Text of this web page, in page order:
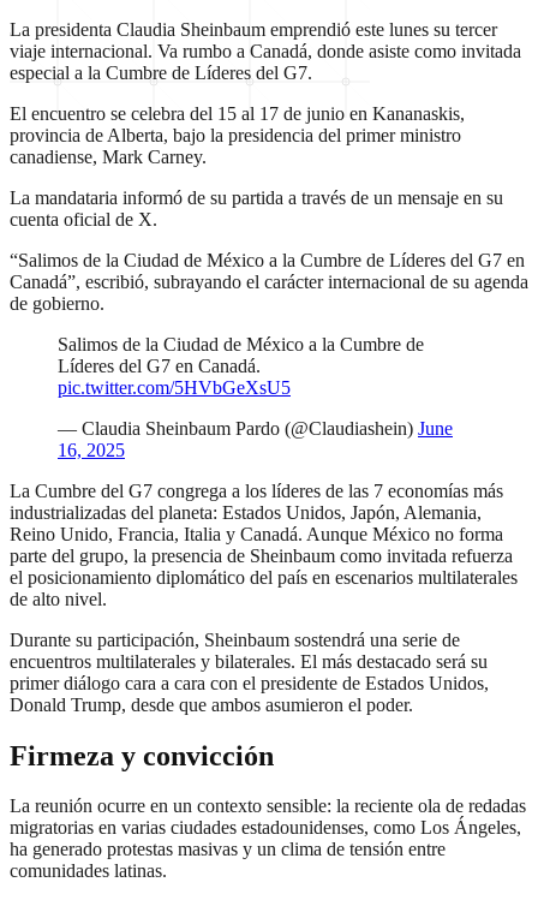
La presidenta Claudia Sheinbaum emprendió este lunes su tercer
viaje internacional. Va rumbo a Canadá, donde asiste como invitada
especial a la Cumbre de Líderes del G7.
El encuentro se celebra del 15 al 17 de junio en Kananaskis,
provincia de Alberta, bajo la presidencia del primer ministro
canadiense, Mark Carney.
La mandataria informó de su partida a través de un mensaje en su
cuenta oficial de X.
“Salimos de la Ciudad de México a la Cumbre de Líderes del G7 en
Canadá”, escribió, subrayando el carácter internacional de su agenda
de gobierno.
Salimos de la Ciudad de México a la Cumbre de
Líderes del G7 en Canadá.
pic.twitter.com/5HVbGeXsU5
— Claudia Sheinbaum Pardo (@Claudiashein) June
16, 2025
La Cumbre del G7 congrega a los líderes de las 7 economías más
industrializadas del planeta: Estados Unidos, Japón, Alemania,
Reino Unido, Francia, Italia y Canadá. Aunque México no forma
parte del grupo, la presencia de Sheinbaum como invitada refuerza
el posicionamiento diplomático del país en escenarios multilaterales
de alto nivel.
Durante su participación, Sheinbaum sostendrá una serie de
encuentros multilaterales y bilaterales. El más destacado será su
primer diálogo cara a cara con el presidente de Estados Unidos,
Donald Trump, desde que ambos asumieron el poder.
Firmeza y convicción
La reunión ocurre en un contexto sensible: la reciente ola de redadas
migratorias en varias ciudades estadounidenses, como Los Ángeles,
ha generado protestas masivas y un clima de tensión entre
comunidades latinas.